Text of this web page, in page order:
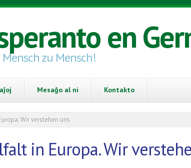
en
zu Mensch!
Mesaĝo al ni Kontakto
Wir verstehen uns
in Europa. Wir